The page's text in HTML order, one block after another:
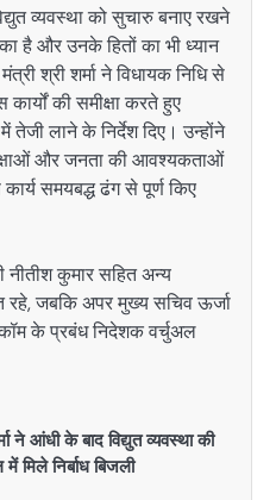
व्यवस्था को सुचारु बनाए रखने
है और उनके हितों का भी ध्यान
श्री शर्मा ने विधायक निधि से
कार्यों की समीक्षा करते हुए
तेजी लाने के निर्देश दिए। उन्होंने
और जनता की आवश्यकताओं
समयबद्ध ढंग से पूर्ण किए
नीतीश कुमार सहित अन्य
रहे, जबकि अपर मुख्य सचिव ऊर्जा
के प्रबंध निदेशक वर्चुअल
ने आंधी के बाद विद्युत व्यवस्था की
मिले निर्बाध बिजली